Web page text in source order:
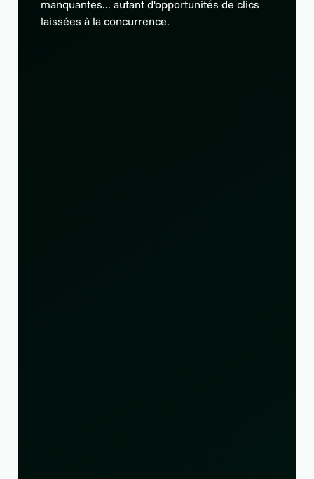
manquantes... autant d'opportunités de clics
laissées à la concurrence.